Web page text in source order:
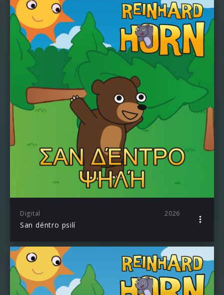
Digital 2026
San déntro psilí